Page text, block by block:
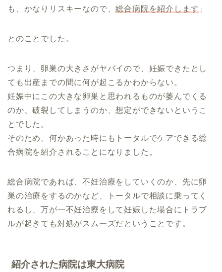
も、かなりリスキーなので、総合病院を紹介します 」
とのことでした。
つまり、卵巣の大きさがヤバイので、妊娠できたとし
ても出産までの間に何が起こるかわからない。
妊娠中にこの大きな卵巣と思われるものが萎んでくる
のか、破裂してしまうのか、想定ができないというこ
とでした。
そのため、何かあった時にもトータルでケアできる総
合病院を紹介されることになりました。
総合病院であれば、不妊治療をしていくのか、先に卵
巣の治療をするのかなど、トータルで相談に乗ってく
れるし、万が一不妊治療をして妊娠した場合にトラブ
ルが起きても対処がスムーズだということです。
紹介された病院は東大病院